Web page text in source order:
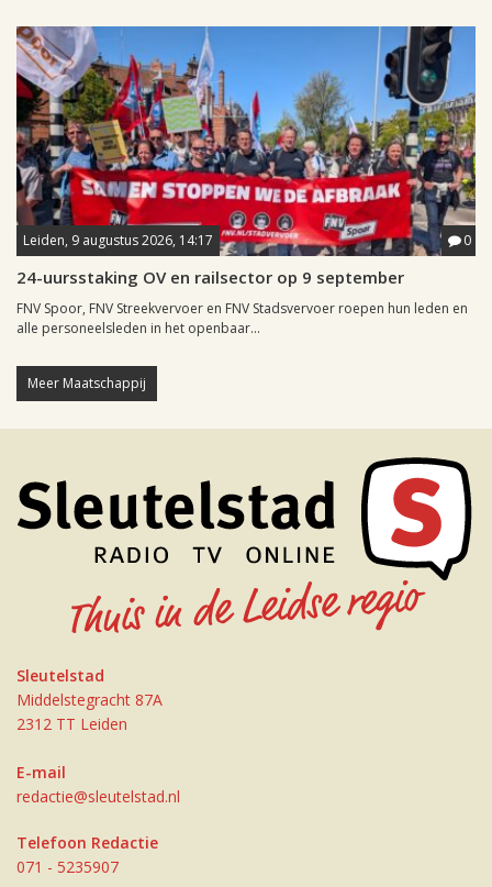
Leiden, 9 augustus 2026, 14:17 0
24-uursstaking OV en railsector op 9 september
FNV Spoor, FNV Streekvervoer en FNV Stadsvervoer roepen hun leden en
alle personeelsleden in het openbaar...
Meer Maatschappij
Sleutelstad
Middelstegracht 87A
2312 TT Leiden
E-mail
redactie@sleutelstad.nl
Telefoon Redactie
071 - 5235907